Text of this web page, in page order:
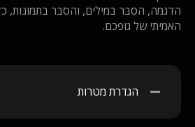
הדגמה, הסבר במילים, והסבר בתמונות,
האמיתי של גופכם.
הגדרת מטרות